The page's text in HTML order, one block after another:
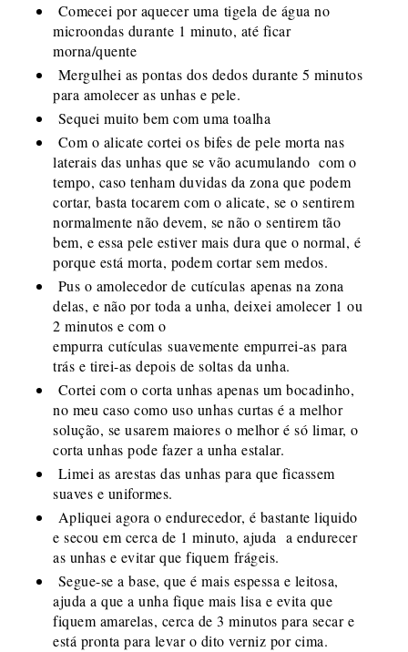
Comecei por aquecer uma tigela de água no
microondas durante 1 minuto, até ficar
morna/quente
Mergulhei as pontas dos dedos durante 5 minutos
para amolecer as unhas e pele.
Sequei muito bem com uma toalha
Com o alicate cortei os bifes de pele morta nas
laterais das unhas que se vão acumulando com o
tempo, caso tenham duvidas da zona que podem
cortar, basta tocarem com o alicate, se o sentirem
normalmente não devem, se não o sentirem tão
bem, e essa pele estiver mais dura que o normal, é
porque está morta, podem cortar sem medos.
Pus o amolecedor de cutículas apenas na zona
delas, e não por toda a unha, deixei amolecer 1 ou
2 minutos e com o
empurra cutículas suavemente empurrei-as para
trás e tirei-as depois de soltas da unha.
Cortei com o corta unhas apenas um bocadinho,
no meu caso como uso unhas curtas é a melhor
solução, se usarem maiores o melhor é só limar, o
corta unhas pode fazer a unha estalar.
Limei as arestas das unhas para que ficassem
suaves e uniformes.
Apliquei agora o endurecedor, é bastante liquido
e secou em cerca de 1 minuto, ajuda a endurecer
as unhas e evitar que fiquem frágeis.
Segue-se a base, que é mais espessa e leitosa,
ajuda a que a unha fique mais lisa e evita que
fiquem amarelas, cerca de 3 minutos para secar e
está pronta para levar o dito verniz por cima.